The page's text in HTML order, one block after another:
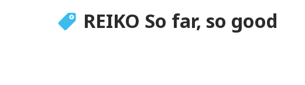
REIKO So far, so good